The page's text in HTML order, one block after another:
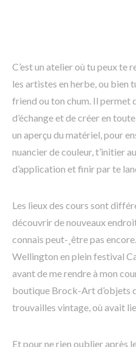
C’est un atelier où tu peux te
les artistes en herbe, ou bien
friend ou ton chum. Il permet
d’échange et de créer en
un aperçu du matériel, pour
nuancier de couleur, t’initier
d’application et finir par te
Les lieux des cours sont
découvrir de nouveaux
connais peut-¸être pas
Wellington en plein festival
avant de me rendre à mon
boutique Brock-Art d’objets
trouvailles vintage, où avait
Et pour ne rien oublier après